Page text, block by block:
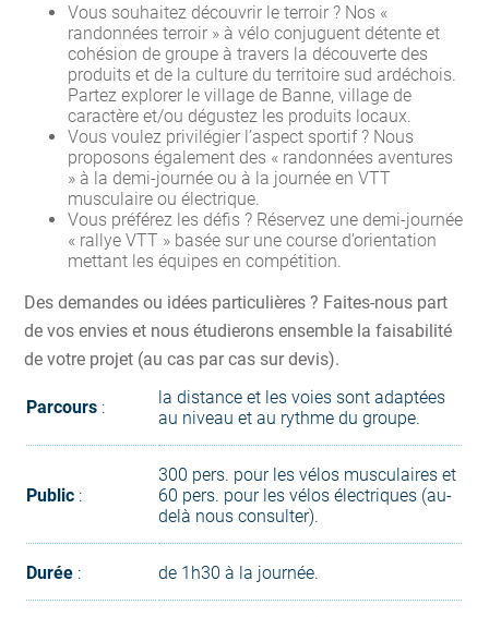
Vous souhaitez découvrir le terroir ? Nos «
randonnées terroir » à vélo conjuguent détente et
cohésion de groupe à travers la découverte des
produits et de la culture du territoire sud ardéchois.
Partez explorer le village de Banne, village de
caractère et/ou dégustez les produits locaux.
Vous voulez privilégier l’aspect sportif ? Nous
proposons également des « randonnées aventures
» à la demi-journée ou à la journée en VTT
musculaire ou électrique.
Vous préférez les défis ? Réservez une demi-journée
« rallye VTT » basée sur une course d’orientation
mettant les équipes en compétition.
Des demandes ou idées particulières ? Faites-nous part
de vos envies et nous étudierons ensemble la faisabilité
de votre projet (au cas par cas sur devis).
Parcours :
la distance et les voies sont adaptées
au niveau et au rythme du groupe.
Public :
300 pers. pour les vélos musculaires et
60 pers. pour les vélos électriques (au-
delà nous consulter).
Durée : de 1h30 à la journée.